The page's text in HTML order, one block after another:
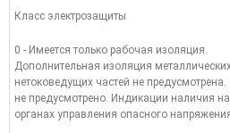
Класс электрозащиты
0 - Имеется только рабочая изоляция.
Дополнительная изоляция
нетоковедущих частей не
не предусмотрено. Индикации наличия
органах управления опасного